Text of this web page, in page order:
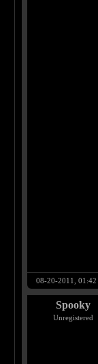
08-20-2011, 01:42
Spooky
Unregistered